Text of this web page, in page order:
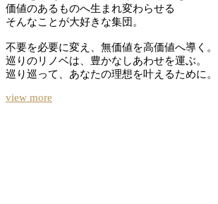
価値のあるものへ生まれ変わらせる
そんなことが大好きな集団。
不要を必要に変え、無価値を高価値へ導く。
巡りのリノベは、豊かなしあわせを運ぶ。
巡り巡って、あなたの理想を叶えるために。
view more